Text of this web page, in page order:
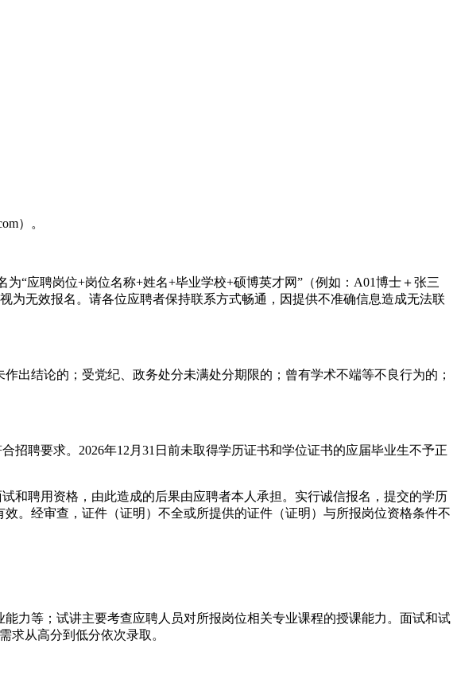
）。
“应聘岗位+岗位名称+姓名+毕业学校+硕博英才网”（例如：A01博士＋张三
为无效报名。请各位应聘者保持联系方式畅通，因提供不准确信息造成无法联
出结论的；受党纪、政务处分未满处分期限的；曾有学术不端等不良行为的；
聘要求。2026年12月31日前未取得学历证书和学位证书的应届毕业生不予正
和聘用资格，由此造成的后果由应聘者本人承担。实行诚信报名，提交的学历
。经审查，证件（证明）不全或所提供的证件（证明）与所报岗位资格条件不
力等；试讲主要考查应聘人员对所报岗位相关专业课程的授课能力。面试和试
求从高分到低分依次录取。